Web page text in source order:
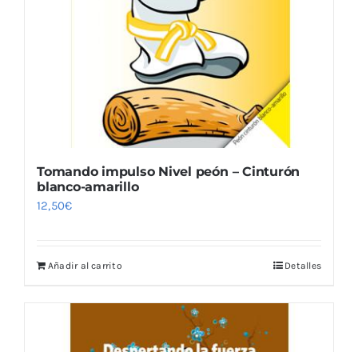
Tomando impulso Nivel peón – Cinturón
blanco-amarillo
12,50€
Añadir al carrito Detalles